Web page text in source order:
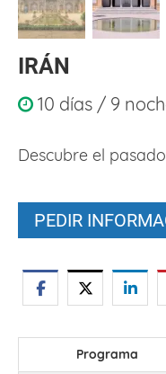
IRÁN
10 días / 9
Descubre el
PEDIR
Programa